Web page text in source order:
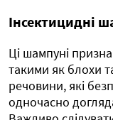
Інсектицидні
Ці шампуні
такими як блохи
речовини, які
одночасно